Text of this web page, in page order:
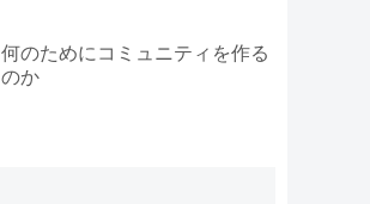
何のためにコミュニティを作る
のか